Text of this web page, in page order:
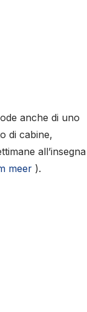
anche di uno
di cabine,
all’insegna
meer ).